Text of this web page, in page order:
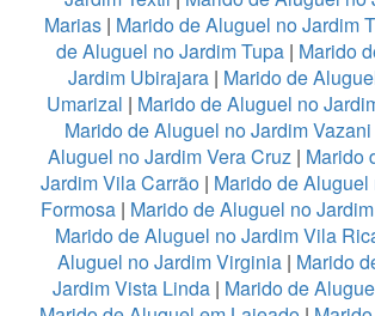
Marias | Marido de Aluguel no Jardim
de Aluguel no Jardim Tupa| Marido
Jardim Ubirajara | Marido de
Umarizal | Marido de Aluguel no
Marido de Aluguel no Jardim Vazani
Aluguel no Jardim Vera Cruz | Marido
Jardim Vila Carrão| Marido de
Formosa| Marido de Aluguel no
Marido de Aluguel no Jardim Vila
Aluguel no Jardim Virginia | Marido
Jardim Vista Linda | Marido de